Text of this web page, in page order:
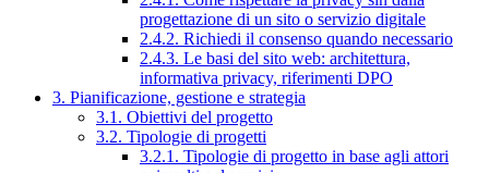
progettazione di un sito o servizio digitale
2.4.2. Richiedi il consenso quando necessario
2.4.3. Le basi del sito web: architettura,
informativa privacy, riferimenti DPO
3. Pianificazione, gestione e strategia
3.1. Obiettivi del progetto
3.2. Tipologie di progetti
3.2.1. Tipologie di progetto in base agli attori